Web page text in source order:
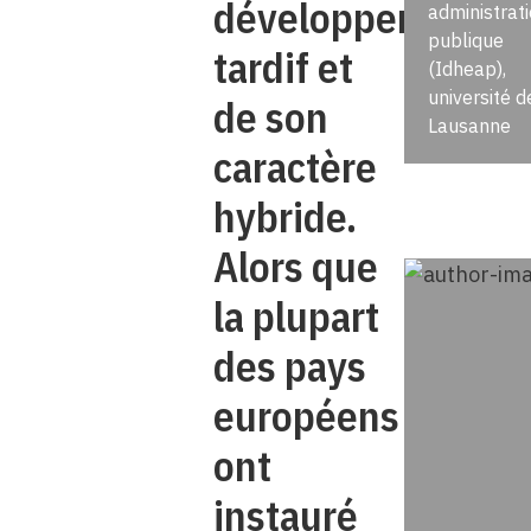
développement
tardif et
de son
caractère
hybride.
Alors que
la plupart
des pays
européens
ont
instauré
publique
(Idheap),
université
Lausanne